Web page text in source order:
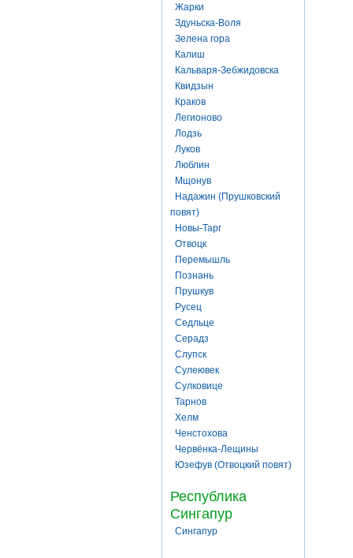
Жарки
Здуньска-Воля
Зелена гора
Калиш
Кальваря-Зебжидовска
Квидзын
Краков
Легионово
Лодзь
Луков
Люблин
Мщонув
Надажин (Прушковский
повят)
Новы-Тарг
Отвоцк
Перемышль
Познань
Прушкув
Русец
Седльце
Серадз
Слупск
Сулеювек
Сулковице
Тарнов
Хелм
Ченстохова
Червёнка-Лещины
Юзефув (Отвоцкий повят)
Республика
Сингапур
Сингапур